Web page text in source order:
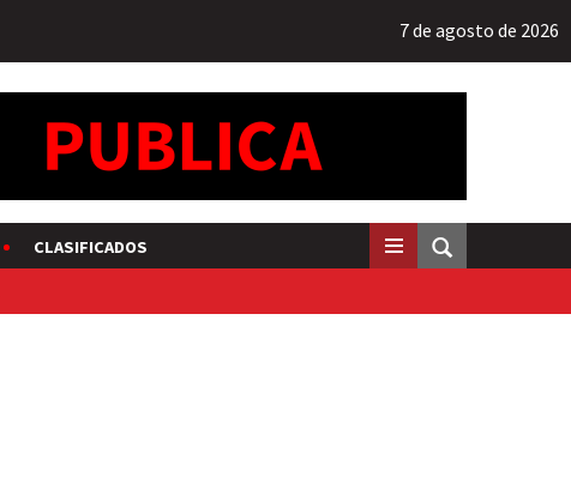
7 de agosto de 2026
CLASIFICADOS